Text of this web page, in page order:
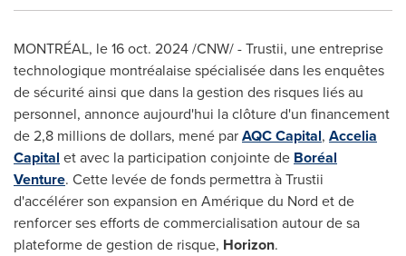
MONTRÉAL, le16 oct. 2024/CNW/ - Trustii, une entreprise
technologique montréalaise spécialisée dans les enquêtes
de sécurité ainsi que dans la gestion des risques liés au
personnel, annonce aujourd'hui la clôture d'un financement
de 2,8 millions de dollars, mené parAQC Capital, Accelia
Capital et avec la participation conjointe de Boréal
Venture. Cette levée de fonds permettra à Trustii
d'accélérer son expansion en Amérique du Nord et de
renforcer ses efforts de commercialisation autour de sa
plateforme de gestion de risque, Horizon.